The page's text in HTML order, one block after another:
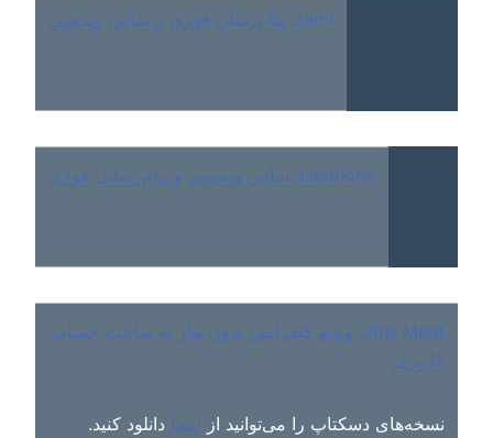
Jami: پیام‌رسان فوری و تماس ویدیویی
Linphone: تماس ویدیویی و پیام‌رسانی فوری
Jitsi Meet: ویدئو کنفرانس بدون نیاز به ساخت حساب
کاربری
نسخه‌های دسکتاپ را می‌توانید از اینجا دانلود کنید.